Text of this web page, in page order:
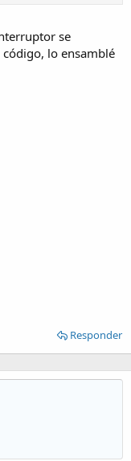
se
lo ensamblé
Responder